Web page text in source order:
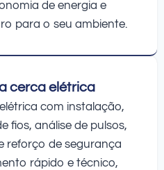
de energia e
para o seu ambiente.
cerca elétrica
com instalação,
fios, análise de pulsos,
reforço de segurança
rápido e técnico,